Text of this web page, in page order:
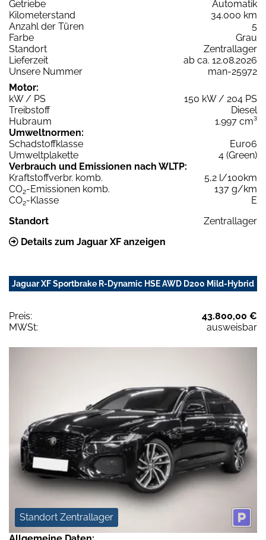
Getriebe
Automatik
Kilometerstand
34.000 km
Anzahl der Türen
5
Farbe
Grau
Standort
Zentrallager
Lieferzeit
ab ca. 12.08.2026
Unsere Nummer
man-25972
Motor:
kW / PS
150 kW / 204 PS
Treibstoff
Diesel
Hubraum
1.997 cm³
Umweltnormen:
Schadstoffklasse
Euro6
Umweltplakette
4 (Green)
Verbrauch und Emissionen nach WLTP:
Kraftstoffverbr. komb.
5,2 l/100km
CO2-Emissionen komb.
137 g/km
CO2-Klasse
E
Standort
Zentrallager
Details zum Jaguar XF anzeigen
Jaguar XF Sportbrake R-Dynamic HSE AWD D200 Mild-Hybrid
Preis:
43.800,00 €
MWSt:
ausweisbar
Standort Zentrallager